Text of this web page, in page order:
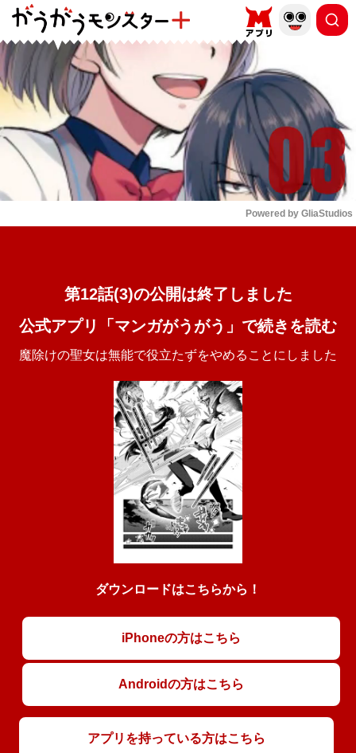
もっと読む
Powered by GliaStudios
第12話(3)の公開は終了しました
公式アプリ「マンガがうがう」で続きを読む
魔除けの聖女は無能で役立たずをやめることにしました
ダウンロードはこちらから！
iPhoneの方はこちら
Androidの方はこちら
アプリを持っている方はこちら